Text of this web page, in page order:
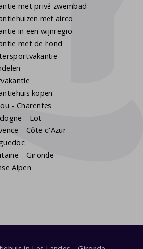
met privé zwembad
met airco
in een wijnregio
met de hond
kopen
- Charentes
- Lot
- Côte d'Azur
- Gironde
Alpen